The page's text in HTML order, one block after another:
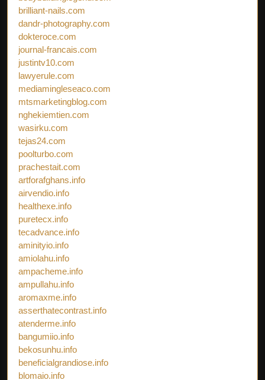
brilliant-nails.com
dandr-photography.com
dokteroce.com
journal-francais.com
justintv10.com
lawyerule.com
mediamingleseaco.com
mtsmarketingblog.com
nghekiemtien.com
wasirku.com
tejas24.com
poolturbo.com
prachestait.com
artforafghans.info
airvendio.info
healthexe.info
puretecx.info
tecadvance.info
aminityio.info
amiolahu.info
ampacheme.info
ampullahu.info
aromaxme.info
asserthatecontrast.info
atenderme.info
bangumiio.info
bekosunhu.info
beneficialgrandiose.info
blomaio.info